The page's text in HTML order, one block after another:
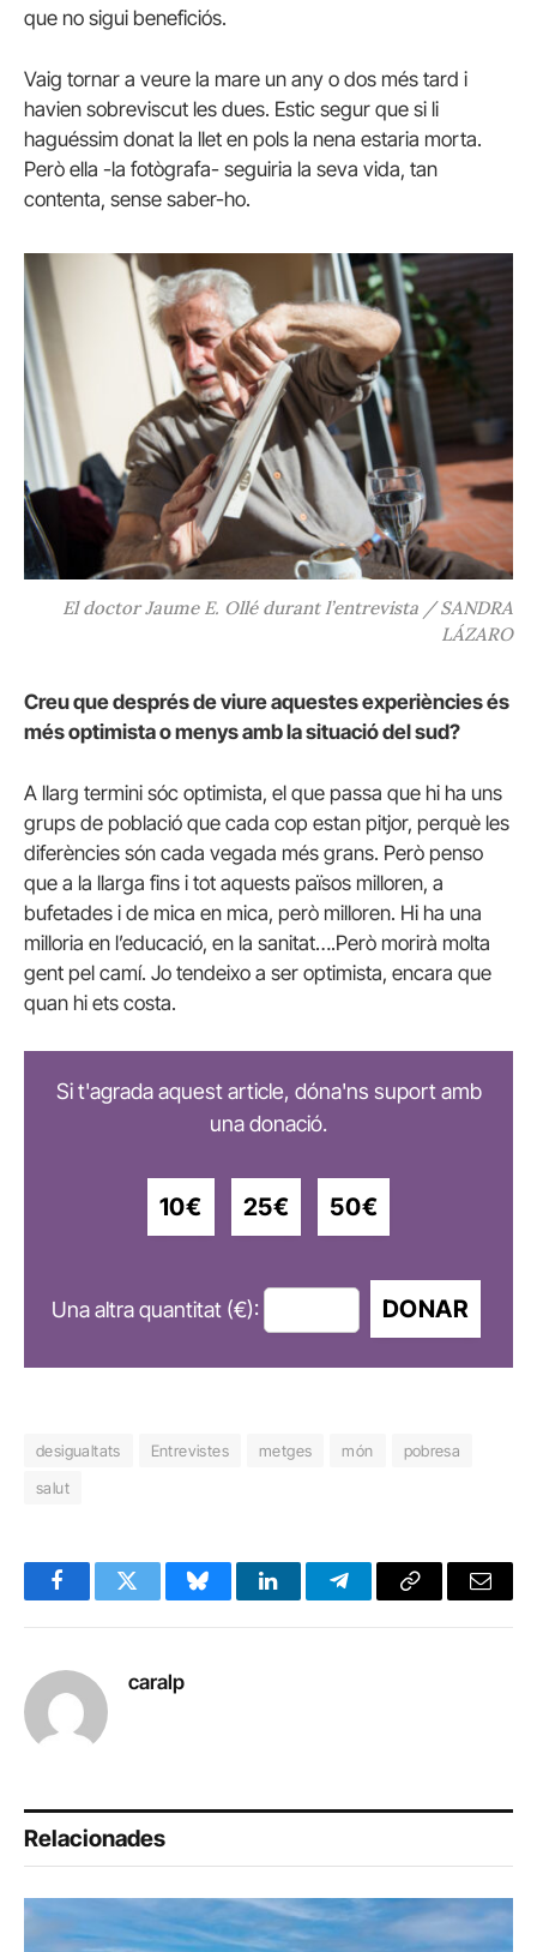
que no sigui beneficiós.
Vaig tornar a veure la mare un any o dos més tard i
havien sobreviscut les dues. Estic segur que si li
haguéssim donat la llet en pols la nena estaria morta.
Però ella -la fotògrafa- seguiria la seva vida, tan
contenta, sense saber-ho.
El doctor Jaume E. Ollé durant l’entrevista / SANDRA
LÁZARO
Creu que després de viure aquestes experiències és
més optimista o menys amb la situació del sud?
A llarg termini sóc optimista, el que passa que hi ha uns
grups de població que cada cop estan pitjor, perquè les
diferències són cada vegada més grans. Però penso
que a la llarga fins i tot aquests països milloren, a
bufetades i de mica en mica, però milloren. Hi ha una
milloria en l’educació, en la sanitat….Però morirà molta
gent pel camí. Jo tendeixo a ser optimista, encara que
quan hi ets costa.
Si t'agrada aquest article, dóna'ns suport amb
una donació.
10€ 25€ 50€
Una altra quantitat (€): DONAR
desigualtats Entrevistes metges món
pobresa
salut
FacebookTwitter BlueskyLinkedInTelegramCopy
Email
caralp
Relacionades